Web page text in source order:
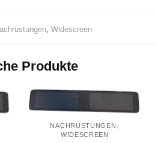
, Widescreen
Produkte
NACHRÜSTUNGEN ,
WIDESCREEN